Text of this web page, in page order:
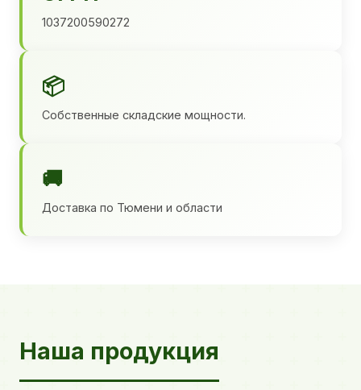
1037200590272
📦
Собственные складские мощности.
🚚
Доставка по Тюмени и области
Наша продукция